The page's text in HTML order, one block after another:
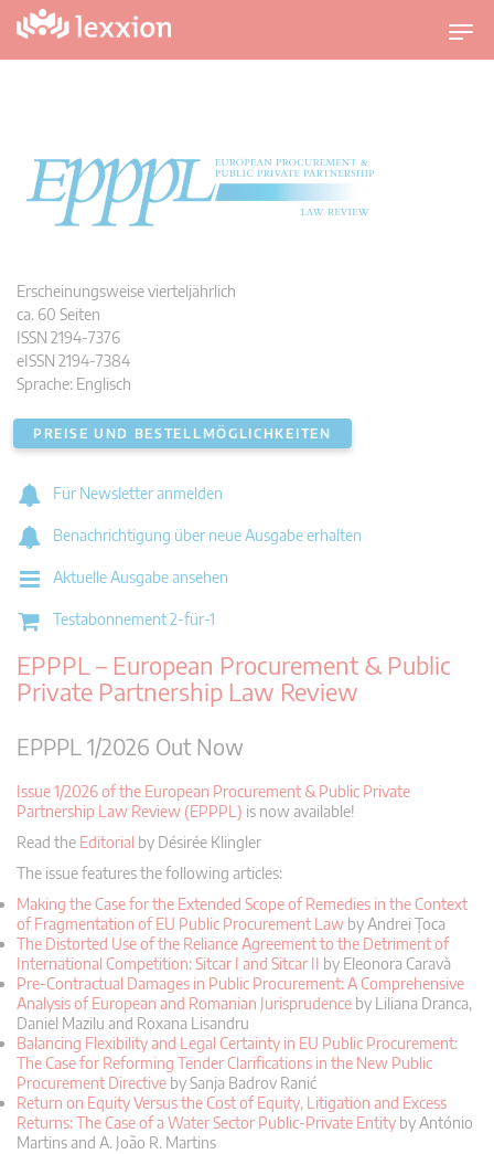
U
m
Erscheinungsweise vierteljährlich
ca. 60 Seiten
ISSN 2194-7376
eISSN 2194-7384
Sprache: Englisch
PREISE UND BESTELLMÖGLICHKEITEN
Für Newsletter anmelden
Benachrichtigung über neue Ausgabe erhalten
Aktuelle Ausgabe ansehen
Testabonnement 2-für-1
EPPPL – European Procurement & Public
Private Partnership Law Review
EPPPL 1/2026 Out Now
Issue 1/2026 of the European Procurement & Public Private
Partnership Law Review (EPPPL) is now available!
Read the Editorial by Désirée Klingler
The issue features the following articles:
Making the Case for the Extended Scope of Remedies in the Context
of Fragmentation of EU Public Procurement Law by Andrei Țoca
The Distorted Use of the Reliance Agreement to the Detriment of
International Competition:Sitcar I and Sitcar II
by Eleonora Caravà
Pre-Contractual Damages in Public Procurement: A Comprehensive
Analysis of European and Romanian Jurisprudence by Liliana Dranca,
Daniel Mazilu and Roxana Lisandru
Balancing Flexibility and Legal Certainty in EU Public Procurement:
The Case for Reforming Tender Clarifications in the New Public
Procurement Directive by Sanja Badrov Ranić
Return on Equity Versus the Cost of Equity, Litigation and Excess
Returns: The Case of a Water Sector Public-Private Entity by António
Martins and A. João R. Martins